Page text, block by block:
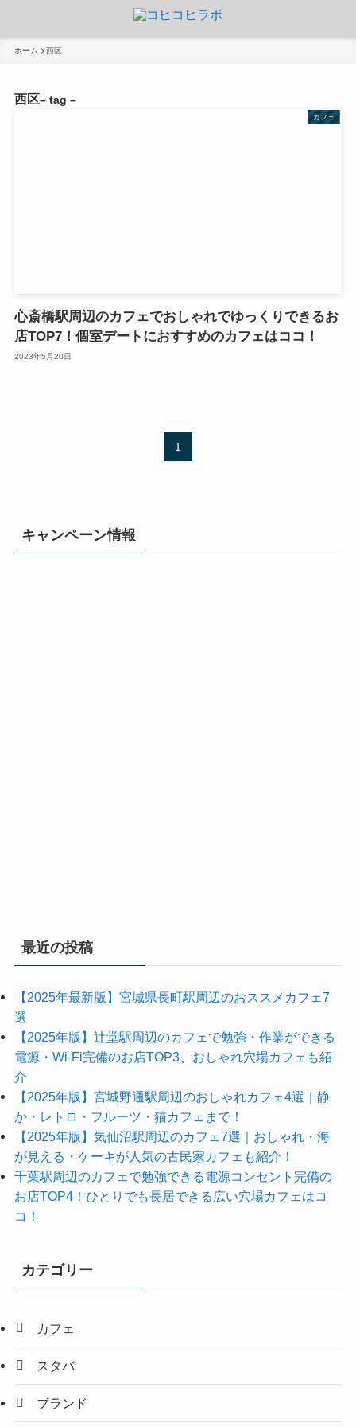
ホーム 西区
西区– tag –
カフェ
心斎橋駅周辺のカフェでおしゃれでゆっくりできるお
店TOP7！個室デートにおすすめのカフェはココ！
2023年5月20日
1
キャンペーン情報
最近の投稿
【2025年最新版】宮城県長町駅周辺のおススメカフェ7
選
【2025年版】辻堂駅周辺のカフェで勉強・作業ができる
電源・Wi-Fi完備のお店TOP3、おしゃれ穴場カフェも紹
介
【2025年版】宮城野通駅周辺のおしゃれカフェ4選｜静
か・レトロ・フルーツ・猫カフェまで！
【2025年版】気仙沼駅周辺のカフェ7選｜おしゃれ・海
が見える・ケーキが人気の古民家カフェも紹介！
千葉駅周辺のカフェで勉強できる電源コンセント完備の
お店TOP4！ひとりでも長居できる広い穴場カフェはコ
コ！
カテゴリー
カフェ
スタバ
ブランド